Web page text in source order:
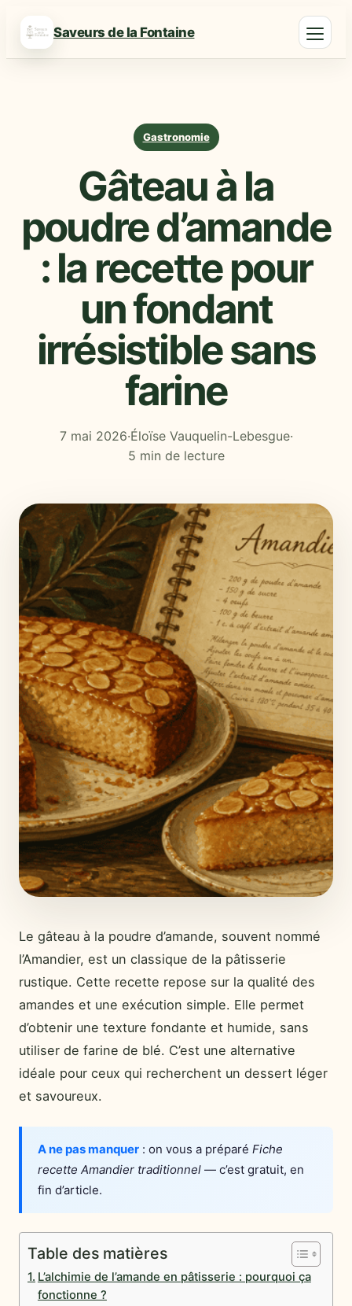
Saveurs de la Fontaine
Gastronomie
Gâteau à la
poudre d’amande
: la recette pour
un fondant
irrésistible sans
farine
7 mai 2026·Éloïse Vauquelin-Lebesgue·
5 min de lecture
Le gâteau à la poudre d’amande, souvent nommé
l’Amandier, est un classique de la pâtisserie
rustique. Cette recette repose sur la qualité des
amandes et une exécution simple. Elle permet
d’obtenir une texture fondante et humide, sans
utiliser de farine de blé. C’est une alternative
idéale pour ceux qui recherchent un dessert léger
et savoureux.
A ne pas manquer : on vous a préparé Fiche
recette Amandier traditionnel — c’est gratuit, en
fin d’article.
Table des matières
L’alchimie de l’amande en pâtisserie : pourquoi ça
fonctionne ?